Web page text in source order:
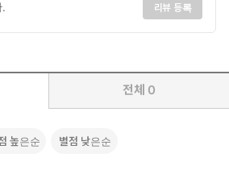
. 리뷰 등록
전체 0
높은순 별점 낮은순